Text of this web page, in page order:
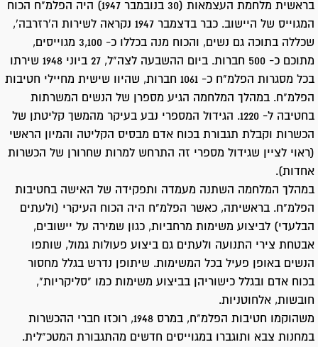
בראשית מלחמת העצמאות (30 בנובמבר 1947) היה הפלמ"ח הכוח
המגוייס של היישוב. כבר בדצמבר 1947 נקראה לשירות ה'רזרבה',
שכללה בתוכה גם נשים, והכוח מנה בכללו כ- 3,100 מגוייסים,
מתוכם כ- 500 חברות. ביום ההשבעה לצה"ל, 27 ביוני 1948 שירתו
בכל מסגרות הפלמ"ח כ- 1061 חברות, שהיוו שישית מחיילי חטיבות
הפלמ"ח. במהלך המלחמה הגיע מספרן של הנשים המשרתות
בחטיבה ל- 1220. הגידול המספרי נבע בעיקר מהמשך קליטתן של
הכשרות וקבלת תגבורת בכוח אדם מבסיס הקליטה והמיון הראשי
(ראוי לציין שגידול מספרי זה התרחש למרות שחרורן של הכשרות
אחדות).
במהלך המלחמה השתנה מעמדה ותפקידה של האישה בחטיבות
הפלמ"ח. בראשיתה, כאשר הפלמ"ח היה הכוח העיקרי (ולעתים
הבלעדי) לביצוע משימות מרחביות, כגון שמירה על יישובים,
אבטחת צירי התנועה ולעתים גם ביצוע פעולות גמול, שותפו
הנשים באופן פעיל בכל המשימות. שיתופן נדרש בגלל מחסור
בכוח אדם ובגלל כישוריהן בביצוע משימות כמו "סליקריות",
חובשות, אלחוטניות.
משהוקמו חטיבות הפלמ"ח, במרס 1948, רוכזו חברי ההכשרות
במחנות צבא ותוגברו במגוייסים חדשים מהתגבורת המטכ"לית.